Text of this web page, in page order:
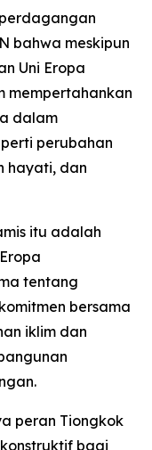
bahwa meskipun
Uni Eropa
mempertahankan
dalam
perubahan
hayati, dan
itu adalah
tentang
bersama
iklim dan
peran Tiongkok
bagi